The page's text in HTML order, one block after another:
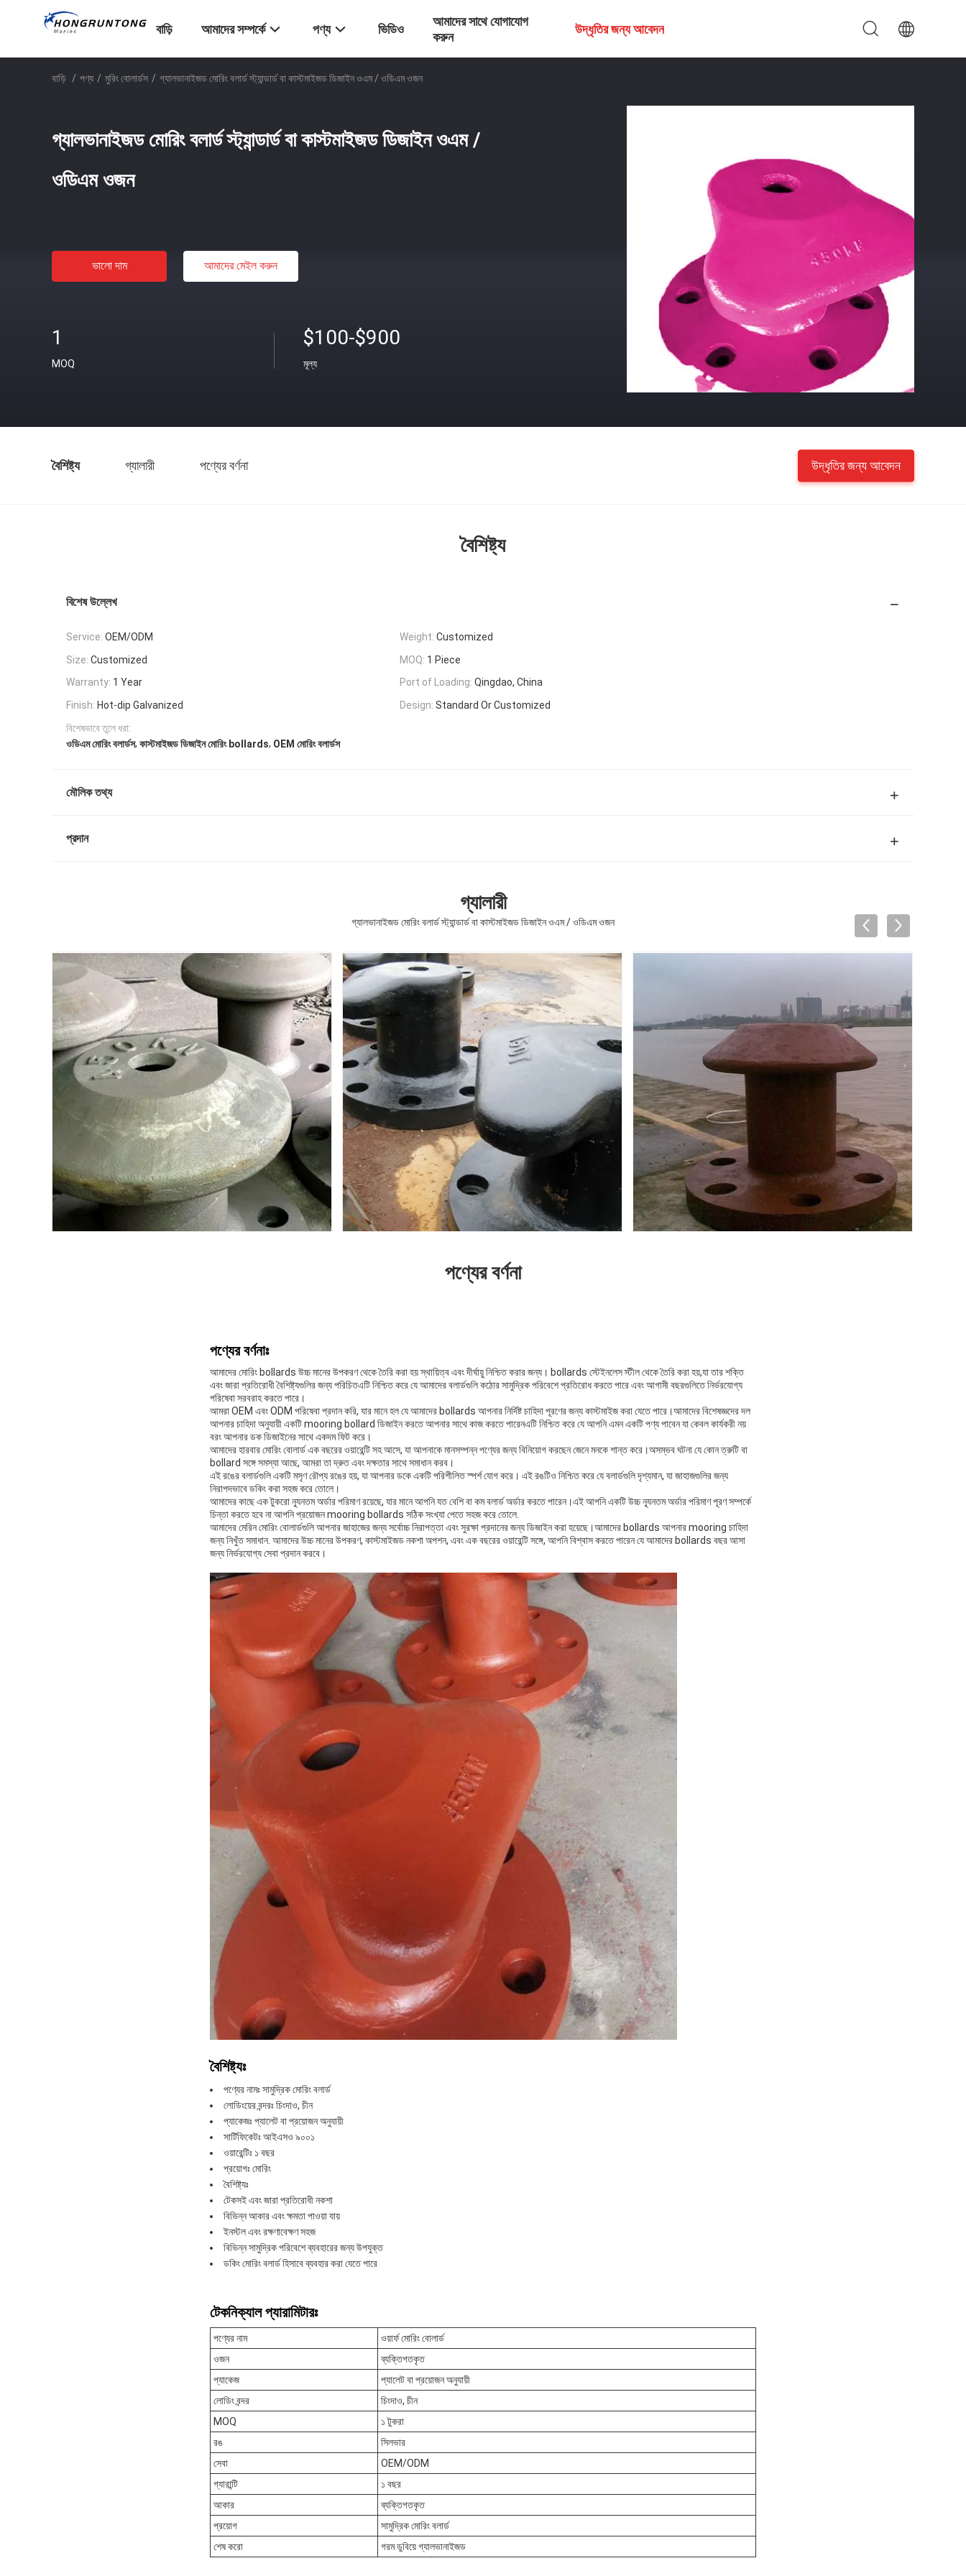
বাড়ি আমাদের সম্পর্কে পণ্য ভিডিও
আমাদের সাথে যোগাযোগ
করুন
উদ্ধৃতির জন্য আবেদন
বাড়ি / পণ্য / মুরিং বোলার্ডস / গ্যালভানাইজড মোরিং বলার্ড স্ট্যান্ডার্ড বা কাস্টমাইজড ডিজাইন ওএম / ওডিএম ওজন
গ্যালভানাইজড মোরিং বলার্ড স্ট্যান্ডার্ড বা কাস্টমাইজড ডিজাইন ওএম /
ওডিএম ওজন
ভালো দাম আমাদের মেইল ​​করুন
1
MOQ
$100-$900
মূল্য
বৈশিষ্ট্য গ্যালারী পণ্যের বর্ণনা উদ্ধৃতির জন্য আবেদন
বৈশিষ্ট্য
বিশেষ উল্লেখ
Service: OEM/ODM Weight: Customized
Size: Customized MOQ: 1 Piece
Warranty: 1 Year Port of Loading: Qingdao, China
Finish: Hot-dip Galvanized Design: Standard Or Customized
বিশেষভাবে তুলে ধরা:
ওডিএম মোরিং বলার্ডস, কাস্টমাইজড ডিজাইন মোরিং bollards, OEM মোরিং বলার্ডস
মৌলিক তথ্য
প্রদান
গ্যালারী
গ্যালভানাইজড মোরিং বলার্ড স্ট্যান্ডার্ড বা কাস্টমাইজড ডিজাইন ওএম / ওডিএম ওজন
পণ্যের বর্ণনা
পণ্যের বর্ণনাঃ
আমাদের মোরিং bollards উচ্চ মানের উপকরণ থেকে তৈরি করা হয় স্থায়িত্ব এবং দীর্ঘায়ু নিশ্চিত করার জন্য। bollards স্টেইনলেস স্টীল থেকে তৈরি করা হয়,যা তার শক্তি
এবং জারা প্রতিরোধী বৈশিষ্ট্যগুলির জন্য পরিচিতএটি নিশ্চিত করে যে আমাদের বলার্ডগুলি কঠোর সামুদ্রিক পরিবেশে প্রতিরোধ করতে পারে এবং আগামী বছরগুলিতে নির্ভরযোগ্য
পরিষেবা সরবরাহ করতে পারে।
আমরা OEM এবং ODM পরিষেবা প্রদান করি, যার মানে হল যে আমাদের bollards আপনার নির্দিষ্ট চাহিদা পূরণের জন্য কাস্টমাইজ করা যেতে পারে।আমাদের বিশেষজ্ঞদের দল
আপনার চাহিদা অনুযায়ী একটি mooring bollard ডিজাইন করতে আপনার সাথে কাজ করতে পারেনএটি নিশ্চিত করে যে আপনি এমন একটি পণ্য পাবেন যা কেবল কার্যকরী নয়
বরং আপনার ডক ডিজাইনের সাথে একদম ফিট করে।
আমাদের হারবার মোরিং বোলার্ড এক বছরের ওয়ারেন্টি সহ আসে, যা আপনাকে মানসম্পন্ন পণ্যের জন্য বিনিয়োগ করছেন জেনে মনকে শান্ত করে।অসম্ভব ঘটনা যে কোন ত্রুটি বা
bollard সঙ্গে সমস্যা আছে, আমরা তা দ্রুত এবং দক্ষতার সাথে সমাধান করব।
এই রঙের বলার্ডগুলি একটি মসৃণ রৌপ্য রঙের হয়, যা আপনার ডকে একটি পরিশীলিত স্পর্শ যোগ করে। এই রঙটিও নিশ্চিত করে যে বলার্ডগুলি দৃশ্যমান, যা জাহাজগুলির জন্য
নিরাপদভাবে ডকিং করা সহজ করে তোলে।
আমাদের কাছে এক টুকরো ন্যূনতম অর্ডার পরিমাণ রয়েছে, যার মানে আপনি যত বেশি বা কম বলার্ড অর্ডার করতে পারেন।এই আপনি একটি উচ্চ ন্যূনতম অর্ডার পরিমাণ পূরণ সম্পর্কে
চিন্তা করতে হবে না আপনি প্রয়োজন mooring bollards সঠিক সংখ্যা পেতে সহজ করে তোলে.
আমাদের মেরিন মোরিং বোলার্ডগুলি আপনার জাহাজের জন্য সর্বোচ্চ নিরাপত্তা এবং সুরক্ষা প্রদানের জন্য ডিজাইন করা হয়েছে।আমাদের bollards আপনার mooring চাহিদা
জন্য নিখুঁত সমাধান. আমাদের উচ্চ মানের উপকরণ, কাস্টমাইজড নকশা অপশন, এবং এক বছরের ওয়ারেন্টি সঙ্গে, আপনি বিশ্বাস করতে পারেন যে আমাদের bollards বছর আসা
জন্য নির্ভরযোগ্য সেবা প্রদান করবে।
বৈশিষ্ট্যঃ
পণ্যের নামঃ সামুদ্রিক মোরিং বলার্ড
লোডিংয়ের বন্দরঃ চিংদাও, চীন
প্যাকেজঃ প্যালেট বা প্রয়োজন অনুযায়ী
সার্টিফিকেটঃ আইএসও ৯০০১
ওয়ারেন্টিঃ ১ বছর
প্রয়োগঃ মোরিং
বৈশিষ্ট্যঃ
টেকসই এবং জারা প্রতিরোধী নকশা
বিভিন্ন আকার এবং ক্ষমতা পাওয়া যায়
ইনস্টল এবং রক্ষণাবেক্ষণ সহজ
বিভিন্ন সামুদ্রিক পরিবেশে ব্যবহারের জন্য উপযুক্ত
ডকিং মোরিং বলার্ড হিসাবে ব্যবহার করা যেতে পারে
টেকনিক্যাল প্যারামিটারঃ
পণ্যের নাম
ওয়ার্ফ মোরিং বোলার্ড
ওজন
ব্যক্তিগতকৃত
প্যাকেজ
প্যালেট বা প্রয়োজন অনুযায়ী
লোডিং বন্দর
চিংদাও, চীন
MOQ
১ টুকরা
রঙ
সিলভার
সেবা
OEM/ODM
গ্যারান্টি
১ বছর
আকার
ব্যক্তিগতকৃত
প্রয়োগ
সামুদ্রিক মোরিং বলার্ড
শেষ করো
গরম ডুবিয়ে গ্যালভানাইজড